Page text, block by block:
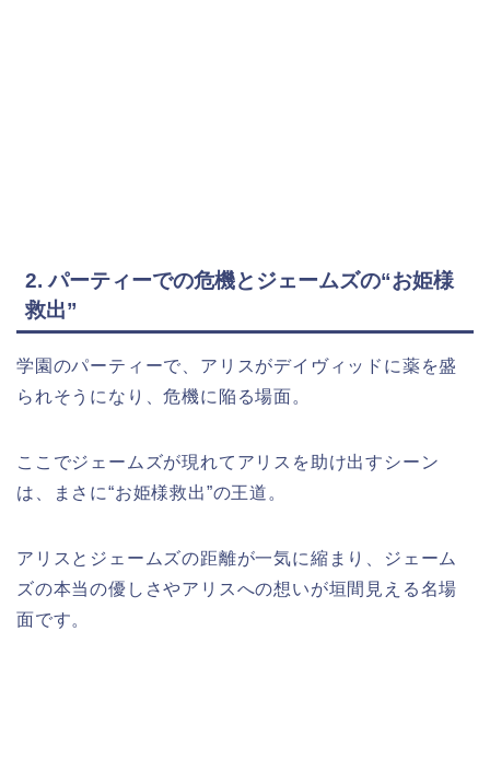
2. パーティーでの危機とジェームズの“お姫様
救出”
学園のパーティーで、アリスがデイヴィッドに薬を盛
られそうになり、危機に陥る場面。
ここでジェームズが現れてアリスを助け出すシーン
は、まさに“お姫様救出”の王道。
アリスとジェームズの距離が一気に縮まり、ジェーム
ズの本当の優しさやアリスへの想いが垣間見える名場
面です。